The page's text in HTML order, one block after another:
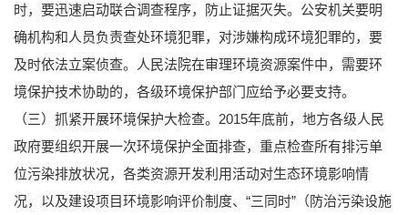
时，要迅速启动联合调查程序，防止证据灭失。公安机关要明
确机构和人员负责查处环境犯罪，对涉嫌构成环境犯罪的，要
及时依法立案侦查。人民法院在审理环境资源案件中，需要环
境保护技术协助的，各级环境保护部门应给予必要支持。
（三）抓紧开展环境保护大检查。2015年底前，地方各级人民
政府要组织开展一次环境保护全面排查，重点检查所有排污单
位污染排放状况，各类资源开发利用活动对生态环境影响情
况，以及建设项目环境影响评价制度、“三同时”（防治污染设施